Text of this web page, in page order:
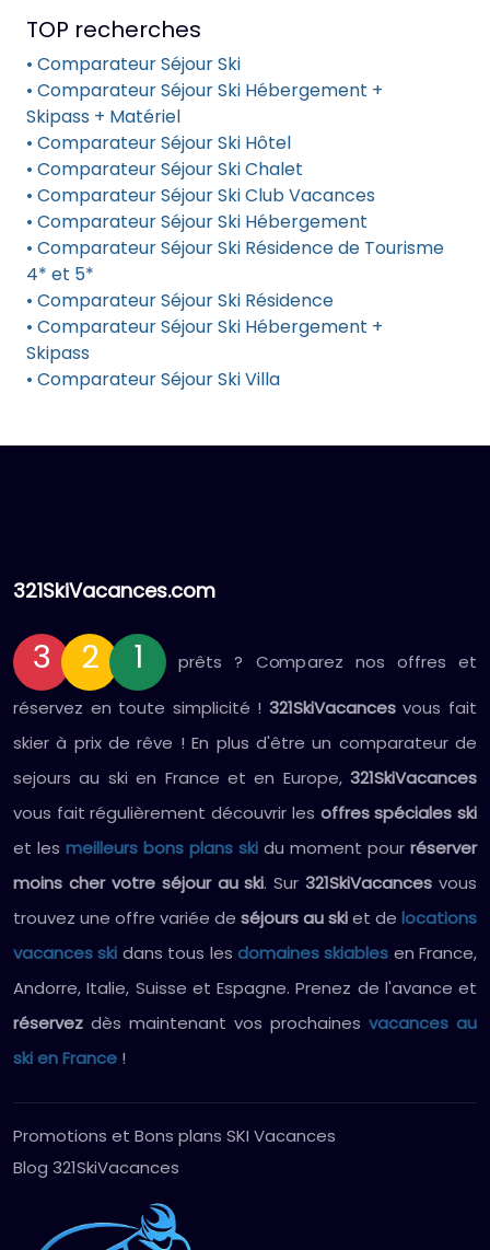
TOP recherches
• Comparateur Séjour Ski
• Comparateur Séjour Ski Hébergement +
Skipass + Matériel
• Comparateur Séjour Ski Hôtel
• Comparateur Séjour Ski Chalet
• Comparateur Séjour Ski Club Vacances
• Comparateur Séjour Ski Hébergement
• Comparateur Séjour Ski Résidence de Tourisme
4* et 5*
• Comparateur Séjour Ski Résidence
• Comparateur Séjour Ski Hébergement +
Skipass
• Comparateur Séjour Ski Villa
321SkiVacances.com
3 2 1
prêts ? Comparez nos offres et
réservez en toute simplicité ! 321SkiVacancesvous fait
skier à prix de rêve ! En plus d'être un comparateur de
sejours au ski en France et en Europe, 321SkiVacances
vous fait régulièrement découvrir les offres spéciales ski
et les meilleurs bons plans ski du moment pour réserver
moins cher votre séjour au ski. Sur321SkiVacances vous
trouvez une offre variée de séjours au skiet de locations
vacances ski dans tous les domaines skiables en France,
Andorre, Italie, Suisse et Espagne. Prenez de l'avance et
réservez dès maintenant vos prochaines vacances au
ski en France !
Promotions et Bons plans SKI Vacances
Blog 321SkiVacances